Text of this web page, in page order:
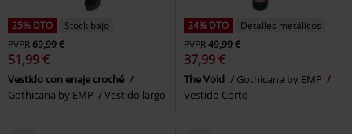
25% DTO
Stock bajo
PVPR69,99 €
51,99 €
Vestido con enaje croché
Gothicana by EMP
Vestido largo
24% DTO
Detalles metálicos
PVPR49,99 €
37,99 €
The Void
Gothicana by EMP
Vestido Corto